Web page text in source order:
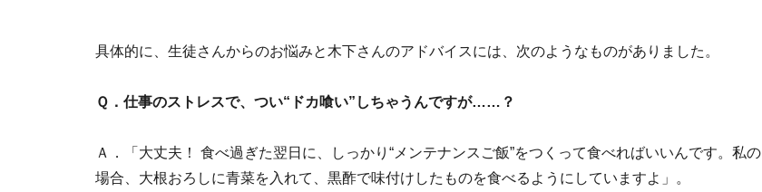
具体的に、生徒さんからのお悩みと木下さんのアドバイスには、次のようなものがありました。
Ｑ．仕事のストレスで、つい“ドカ喰い”しちゃうんですが……？
Ａ．「大丈夫！ 食べ過ぎた翌日に、しっかり“メンテナンスご飯”をつくって食べればいいんです。私の
場合、大根おろしに青菜を入れて、黒酢で味付けしたものを食べるようにしていますよ」。